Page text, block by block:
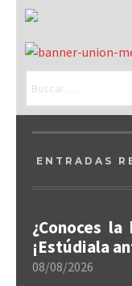
ENTRADAS
¿Conoces
¡Estúdiala
08/08/2026